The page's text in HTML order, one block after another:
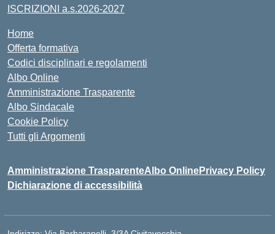
ISCRIZIONI a.s.2026-2027
Home
Offerta formativa
Codici disciplinari e regolamenti
Albo Online
Amministrazione Trasparente
Albo Sindacale
Cookie Policy
Tutti gli Argomenti
Amministrazione TrasparenteAlbo OnlinePrivacy Policy
Dichiarazione di accessibilità